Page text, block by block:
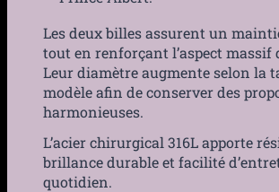
Les deux billes assurent un
tout en renforçant l’aspect massif
Leur diamètre augmente selon la
modèle afin de conserver des
harmonieuses.
L’acier chirurgical 316L apporte
brillance durable et facilité
quotidien.